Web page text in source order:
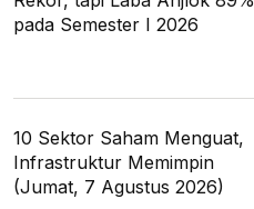
pada Semester I 2026
10 Sektor Saham Menguat,
Infrastruktur Memimpin
(Jumat, 7 Agustus 2026)